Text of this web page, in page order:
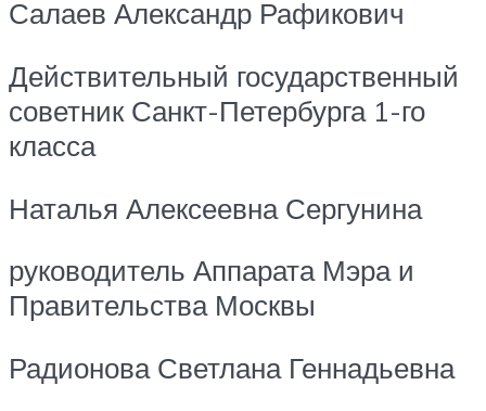
Салаев Александр Рафикович
Действительный государственный
советник Санкт-Петербурга 1-го
класса
Наталья Алексеевна Сергунина
руководитель Аппарата Мэра и
Правительства Москвы
Радионова Светлана Геннадьевна